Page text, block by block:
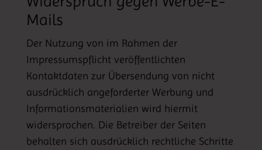
Mails
Der Nutzung von im Rahmen der
Impressumspflicht veröffentlichten
Kontaktdaten zur Übersendung von nicht
ausdrücklich angeforderter Werbung und
Informationsmaterialien wird hiermit
widersprochen. Die Betreiber der Seiten
behalten sich ausdrücklich rechtliche Schritte